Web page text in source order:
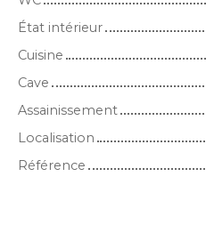
État intérieur
Cuisine
Cave
Assainissement
Localisation
Référence